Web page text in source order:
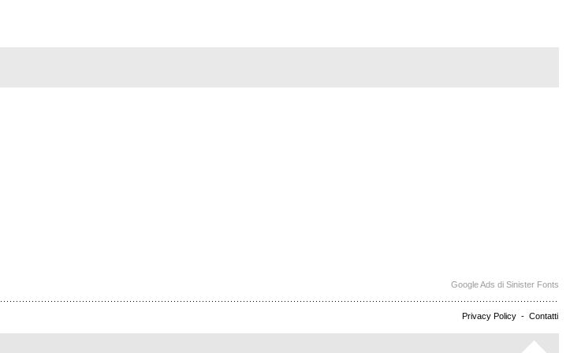
Google Ads di Sinister Fonts
Privacy Policy - Contatti